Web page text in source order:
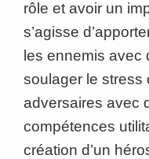
rôle et avoir un
s’agisse
les ennemis avec
soulager le stress
adversaires avec
compétences
création d’un